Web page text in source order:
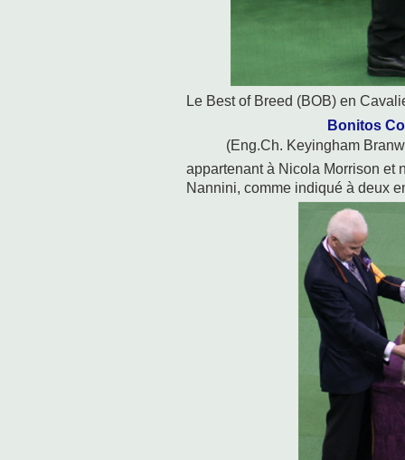
Le Best of Breed (BOB) en
Bonitos
(Eng.Ch. Keyingham
appartenant à Nicola Morrison et
Nannini, comme indiqué à deux